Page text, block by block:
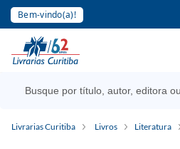
Bem-vindo(a)!
Livrarias Curitiba Livros Literatura